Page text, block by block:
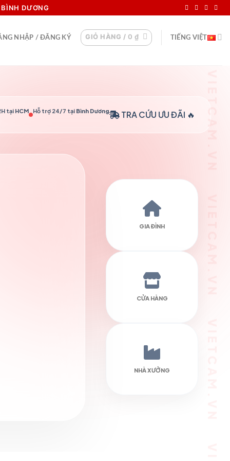
DƯƠNG
NHẬP / ĐĂNG KÝ GIỎ HÀNG / 0 ₫ TIẾNG VIỆT
tại HCM Hỗ trợ 24/7 tại Bình Dương TRA CỨU ƯU ĐÃI 🔥
GIA ĐÌNH
CỬA HÀNG
NHÀ XƯỞNG